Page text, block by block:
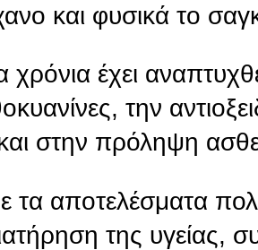
και φυσικά το
χρόνια έχει
την
στην πρόληψη
αποτελέσματα
της υγείας,